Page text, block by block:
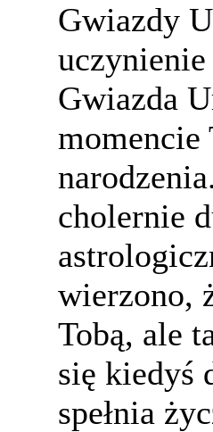
Gwiazdy
Gwiazda
momencie
cholernie
wierzono,
Tobą, ale
się kiedyś
spełnia